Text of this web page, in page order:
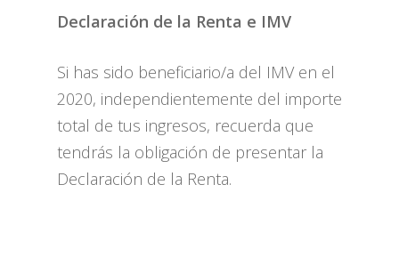
Declaración de la Renta e IMV
Si has sido beneficiario/a del IMV en el
2020, independientemente del importe
total de tus ingresos, recuerda que
tendrás la obligación de presentar la
Declaración de la Renta.